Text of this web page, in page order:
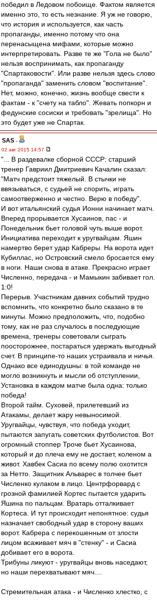
победил в Ледовом побоище. Фактом является
именно это, то есть незнание. Я уж не говорю,
что история и используется, как часть
пропаганды, именно потому что она
перенасыщена мифами, которые можно
интерпретировать. Разве те же "Гола не было"
нельзя воспринимать, как пропаганду
"Спартаковости". Или разве нельзя здесь слово
"пропаганда" заменить словом "воспитание".
Нет, можно, конечно, жизнь вообще свести к
фактам - к "счету на табло". Жевать попкорн и
федунские сосиски и требовать "зрелища". Но
это будет уже не Спартак.
SAS -
02 авг 2015 14:57
"... В раздевалке сборной СССР: старший
тренер Гавриил Дмитриевич Качалин сказал:
"Матч предстоит тяжелый. В стычки не
ввязываться, с судьей не спорить, играть
самоотверженно и честно. Верю в победу".
И вот итальянский судья Ионни начинает матч.
Вперед прорывается Хусаинов, пас - и
Понедельник бьет головой чуть выше ворот.
Инициатива переходит к уругвайцам. Яшин
намертво берет удар Кабреры. На ворота идет
Кубиллас, но Островский смело бросается ему
в ноги. Наши снова в атаке. Прекрасно играет
Численно, передача - и Мамыкин забивает гол.
1:0!
Перерыв. Участникам давних событий трудно
вспомнить, что конкретно было сказано в те
минуты. Можно предположить, что, подобно
тому, как не раз случалось в последующие
времена, тренеры советовали сыграть
поосторожнее, постараться удержать выгодный
счет. В принципе-то наших устраивала и ничья.
Однако все единодушны: в той команде не
могло возникнуть и мысли об отступлении,
Установка в каждом матче была одна: только
победа!
Второй тайм. Суховей, прилетевший из
Атакамы, делает жару невыносимой.
Уругвайцы, чувствуя, что победа уходит,
пытаются запугать советских футболистов. Вот
огромный стоппер Троче бьет Хусаинова,
который и до плеча ему не достает, коленом а
живот. Хавбек Сасиа по всему полю охотится
за Нетто. Защитник Альварес в толчее бьет
Численко кулаком в лицо. Центрфорвард с
грозной фамилией Кортес пытается ударить
Яшина по пальцам. Вратарь отталкивает
Кортеса. И тут происходит непонятное: судья
назначает свободный удар в сторону ваших
ворот. Кабрера с перекошенным от злости
лицом всаживает мяч в "стенку" - и Сасиа
добивает его в ворота.
Трибуны ликуют - уругвайцы вновь наседают,
но наши перехватывают мяч....
Стремительная атака - и Численко хлестко, с